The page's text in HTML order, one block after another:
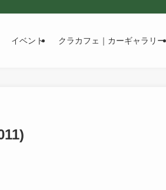
イベント クラカフェ｜カーギャラリー